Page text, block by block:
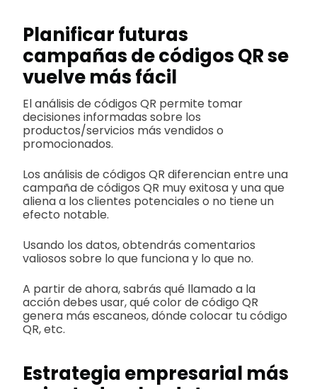
Planificar futuras
campañas de códigos QR se
vuelve más fácil
El análisis de códigos QR permite tomar
decisiones informadas sobre los
productos/servicios más vendidos o
promocionados.
Los análisis de códigos QR diferencian entre una
campaña de códigos QR muy exitosa y una que
aliena a los clientes potenciales o no tiene un
efecto notable.
Usando los datos, obtendrás comentarios
valiosos sobre lo que funciona y lo que no.
A partir de ahora, sabrás qué llamado a la
acción debes usar, qué color de código QR
genera más escaneos, dónde colocar tu código
QR, etc.
Estrategia empresarial más